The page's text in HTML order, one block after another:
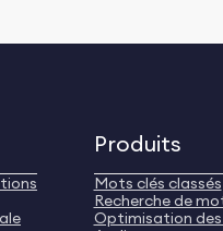
Produits
Mots clés classés
Recherche de
Optimisation